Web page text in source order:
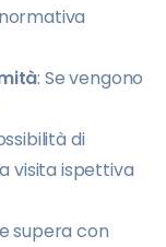
: Se vengono
di
visita ispettiva
supera con